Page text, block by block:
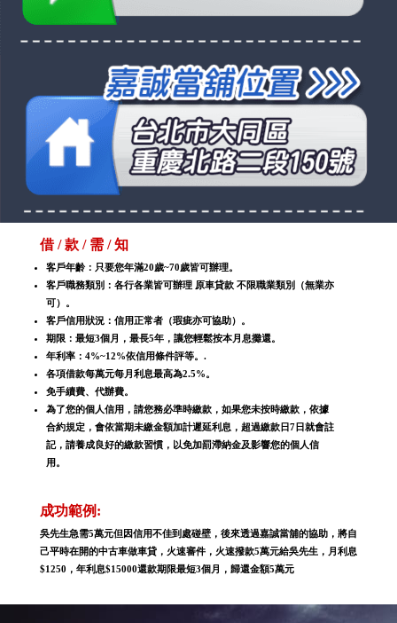
借 / 款 / 需 / 知
客戶年齡：只要您年滿20歲~70歲皆可辦理。
客戶職務類別：各行各業皆可辦理 原車貸款 不限職業類別（無業亦
可）。
客戶信用狀況：信用正常者（瑕疵亦可協助）。
期限：最短3個月，最長5年，讓您輕鬆按本月息攤還。
年利率：4%~12%依信用條件評等。.
各項借款每萬元每月利息最高為2.5%。
免手續費、代辦費。
為了您的個人信用，請您務必準時繳款，如果您未按時繳款，依據
合約規定，會依當期未繳金額加計遲延利息，超過繳款日7日就會註
記，請養成良好的繳款習慣，以免加罰滯納金及影響您的個人信
用。
成功範例:
吳先生急需5萬元但因信用不佳到處碰壁，後來透過嘉誠當舖的協助，將自
己平時在開的中古車做車貸，火速審件，火速撥款5萬元給吳先生，月利息
$1250，年利息$15000還款期限最短3個月，歸還金額5萬元